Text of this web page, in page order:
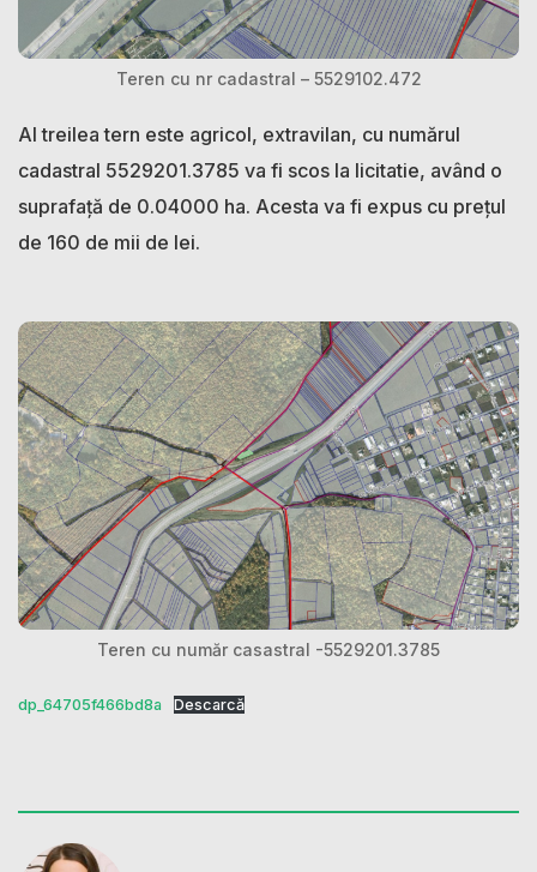
Teren cu nr cadastral – 5529102.472
Al treilea tern este agricol, extravilan, cu numărul
cadastral 5529201.3785 va fi scos la licitatie, având o
suprafață de 0.04000 ha. Acesta va fi expus cu prețul
de 160 de mii de lei.
Teren cu număr casastral -5529201.3785
dp_64705f466bd8a Descarcă